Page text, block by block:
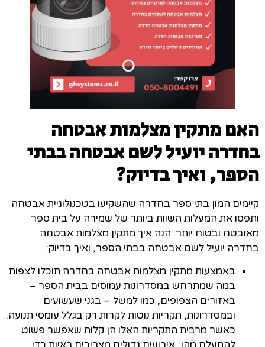
האם מתקין מצלמות אבטחה
בחדרה יועיל לשם אבטחה בבתי
הספר, ואיך בדיוק?
קיימים המון בתי ספר בחדרה שהשקיעו בטכנולוגיית אבטחה
ותפסו את המעלות השוות ביותר של שמירה על בית ספר
מאובטח ובטוח יותר. הנה איך מתקין מצלמות אבטחה
בחדרה יועיל לשם אבטחה בבתי הספר, ואיך בדיוק:
באמצעות מתקין מצלמות אבטחה בחדרה תוכלו לצפות
במה שמתרחש במסדרונות עמוסים בבית הספר –
באזורים הצפופים, כמו למשל – בגני שעשועים
ובמסדרונות, תקריות נוטות לקרות רק בגלל עומסי תנועה.
כאשר מרבית התקריות האלו הן קלות שאפשר פשוט